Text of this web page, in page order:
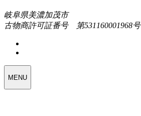
岐阜県美濃加茂市
古物商許可証番号 第531160001968号
MENU